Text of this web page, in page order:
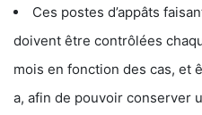
Ces postes d’appâts
doivent être contrôlées
mois en fonction des cas, et
a, afin de pouvoir conserver